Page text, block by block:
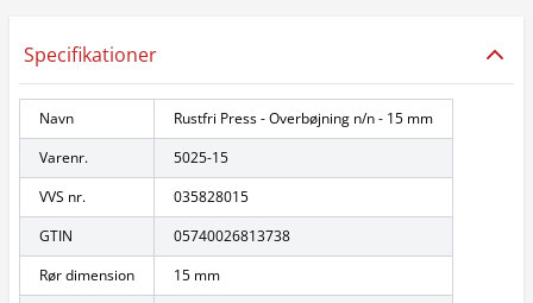
Specifikationer
Navn
Rustfri Press - Overbøjning n/n - 15 mm
Varenr.
5025-15
VVS nr.
035828015
GTIN
05740026813738
Rør dimension
15 mm